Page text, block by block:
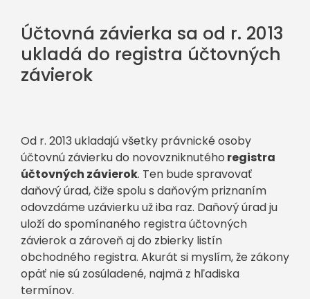
Účtovná závierka sa od r. 2013
ukladá do registra účtovných
závierok
Od r. 2013 ukladajú všetky právnické osoby
účtovnú závierku do novovzniknutého registra
účtovných závierok. Ten bude spravovať
daňový úrad, čiže spolu s daňovým priznaním
odovzdáme uzávierku už iba raz. Daňový úrad ju
uloží do spomínaného registra účtovných
závierok a zároveň aj do zbierky listín
obchodného registra. Akurát si myslím, že zákony
opäť nie sú zosúladené, najmä z hľadiska
termínov.